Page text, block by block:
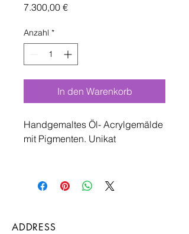
7.300,00 €Preis
Anzahl *
In den Warenkorb
Handgemaltes Öl- Acrylgemälde
mit Pigmenten. Unikat
ADDRESS